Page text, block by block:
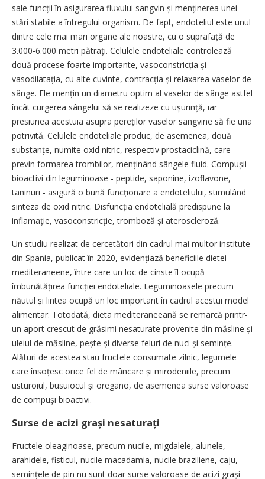
sale funcții în asigurarea fluxului sangvin și menținerea unei
stări stabile a întregului organism. De fapt, endoteliul este unul
dintre cele mai mari organe ale noastre, cu o suprafață de
3.000-6.000 metri pătrați. Celulele endoteliale controlează
două procese foarte importante, vasoconstricția și
vasodilatația, cu alte cuvinte, contracția și relaxarea vaselor de
sânge. Ele mențin un diametru optim al vaselor de sânge astfel
încât curgerea sângelui să se realizeze cu ușurință, iar
presiunea acestuia asupra pereților vaselor sangvine să fie una
potrivită. Celulele endoteliale produc, de asemenea, două
substanțe, numite oxid nitric, respectiv prostaciclină, care
previn formarea trombilor, menținând sângele fluid. Compușii
bioactivi din leguminoase - peptide, saponine, izoflavone,
taninuri - asigură o bună funcționare a endoteliului, stimulând
sinteza de oxid nitric. Disfuncția endotelială predispune la
inflamație, vasoconstricție, tromboză și ateroscleroză.
Un studiu realizat de cercetători din cadrul mai multor institute
din Spania, publicat în 2020, evidențiază beneficiile dietei
mediteraneene, între care un loc de cinste îl ocupă
îmbunătățirea funcției endoteliale. Leguminoasele precum
năutul și lintea ocupă un loc important în cadrul acestui model
alimentar. Totodată, dieta mediteraneeană se remarcă printr-
un aport crescut de grăsimi nesaturate provenite din măsline și
uleiul de măsline, pește și diverse feluri de nuci și semințe.
Alături de acestea stau fructele consumate zilnic, legumele
care însoțesc orice fel de mâncare și mirodeniile, precum
usturoiul, busuiocul și oregano, de asemenea surse valoroase
de compuși bioactivi.
Surse de acizi grași nesaturați
Fructele oleaginoase, precum nucile, migdalele, alunele,
arahidele, fisticul, nucile macadamia, nucile braziliene, caju,
semințele de pin nu sunt doar surse valoroase de acizi grași